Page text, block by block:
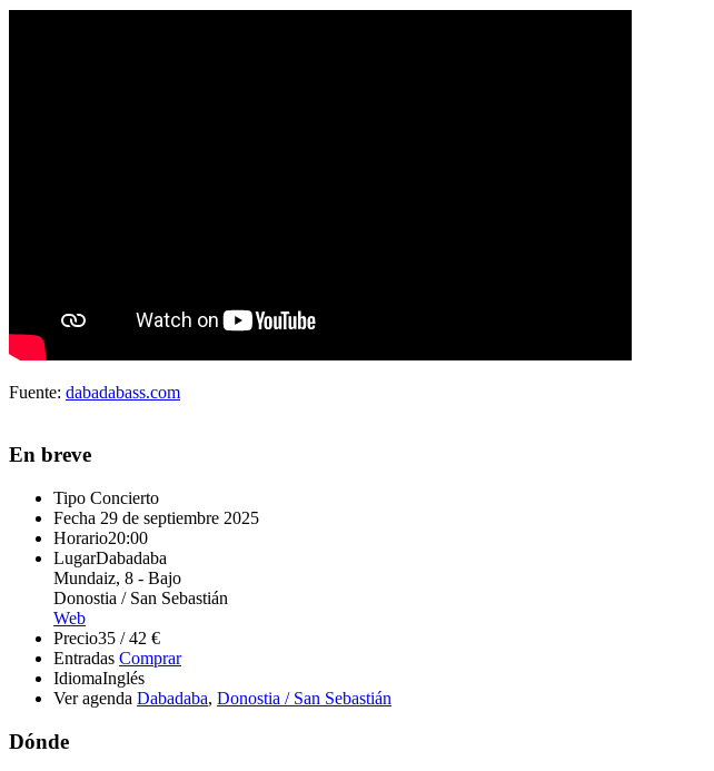
Fuente: dabadabass.com
En breve
Tipo Concierto
Fecha 29 de septiembre 2025
Horario20:00
LugarDabadaba
Mundaiz, 8 - Bajo
Donostia / San Sebastián
Web
Precio35 / 42 €
Entradas Comprar
IdiomaInglés
Ver agenda Dabadaba, Donostia / San Sebastián
Dónde